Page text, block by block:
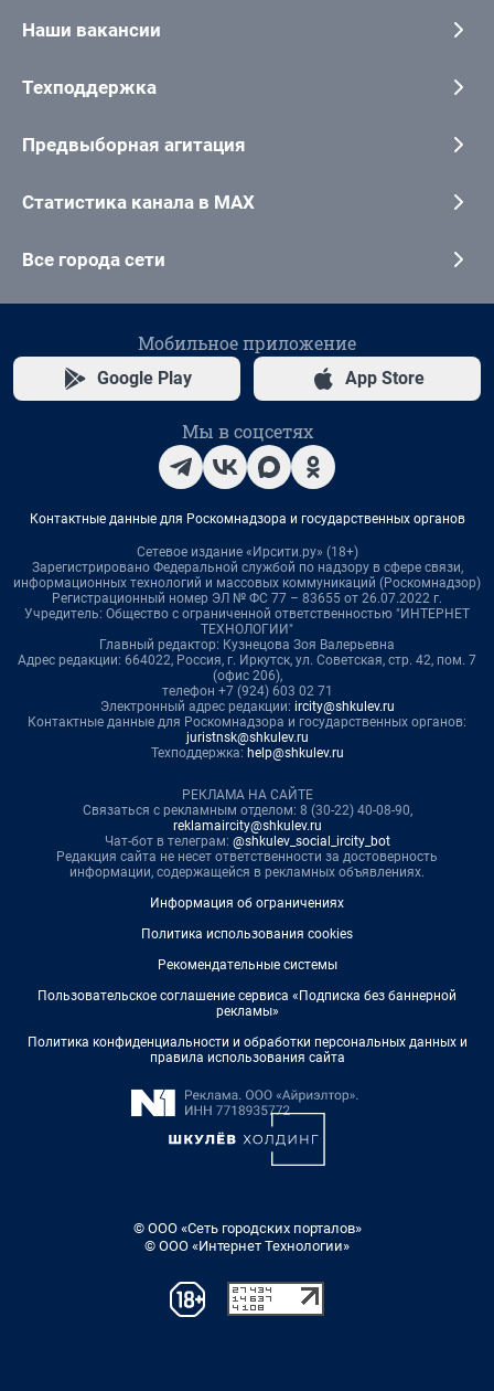
Наши вакансии
Техподдержка
Предвыборная агитация
Статистика канала в MAX
Все города сети
Мобильное приложение
Google Play App Store
Мы в соцсетях
Контактные данные для Роскомнадзора и государственных органов
Сетевое издание «Ирсити.ру» (18+)
Зарегистрировано Федеральной службой по надзору в сфере связи,
информационных технологий и массовых коммуникаций (Роскомнадзор)
Регистрационный номер ЭЛ № ФС 77 – 83655 от 26.07.2022 г.
Учредитель: Общество с ограниченной ответственностью "ИНТЕРНЕТ
ТЕХНОЛОГИИ"
Главный редактор: Кузнецова Зоя Валерьевна
Адрес редакции: 664022, Россия, г. Иркутск, ул. Советская, стр. 42, пом. 7
(офис 206),
телефон +7 (924) 603 02 71
Электронный адрес редакции: ircity@shkulev.ru
Контактные данные для Роскомнадзора и государственных органов:
juristnsk@shkulev.ru
Техподдержка: help@shkulev.ru
РЕКЛАМА НА САЙТЕ
Связаться с рекламным отделом: 8 (30-22) 40-08-90,
reklamaircity@shkulev.ru
Чат-бот в телеграм: @shkulev_social_ircity_bot
Редакция сайта не несет ответственности за достоверность
информации, содержащейся в рекламных объявлениях.
Информация об ограничениях
Политика использования cookies
Рекомендательные системы
Пользовательское соглашение сервиса «Подписка без баннерной
рекламы»
Политика конфиденциальности и обработки персональных данных и
правила использования сайта
© ООО «Сеть городских порталов»
© ООО «Интернет Технологии»